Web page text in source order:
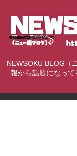
NEWSOKU BLOG（
報から話題になっ